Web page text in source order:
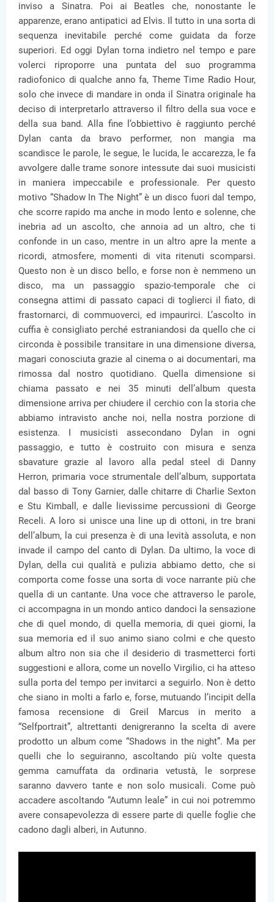
inviso a Sinatra. Poi ai Beatles che, nonostante le
apparenze, erano antipatici ad Elvis. Il tutto in una sorta di
sequenza inevitabile perché come guidata da forze
superiori. Ed oggi Dylan torna indietro nel tempo e pare
volerci riproporre una puntata del suo programma
radiofonico di qualche anno fa, Theme Time Radio Hour,
solo che invece di mandare in onda il Sinatra originale ha
deciso di interpretarlo attraverso il filtro della sua voce e
della sua band. Alla fine l’obbiettivo è raggiunto perché
Dylan canta da bravo performer, non mangia ma
scandisce le parole, le segue, le lucida, le accarezza, le fa
avvolgere dalle trame sonore intessute dai suoi musicisti
in maniera impeccabile e professionale. Per questo
motivo “Shadow In The Night” è un disco fuori dal tempo,
che scorre rapido ma anche in modo lento e solenne, che
inebria ad un ascolto, che annoia ad un altro, che ti
confonde in un caso, mentre in un altro apre la mente a
ricordi, atmosfere, momenti di vita ritenuti scomparsi.
Questo non è un disco bello, e forse non è nemmeno un
disco, ma un passaggio spazio-temporale che ci
consegna attimi di passato capaci di toglierci il fiato, di
frastornarci, di commuoverci, ed impaurirci. L’ascolto in
cuffia è consigliato perché estraniandosi da quello che ci
circonda è possibile transitare in una dimensione diversa,
magari conosciuta grazie al cinema o ai documentari, ma
rimossa dal nostro quotidiano. Quella dimensione si
chiama passato e nei 35 minuti dell’album questa
dimensione arriva per chiudere il cerchio con la storia che
abbiamo intravisto anche noi, nella nostra porzione di
esistenza. I musicisti assecondano Dylan in ogni
passaggio, e tutto è costruito con misura e senza
sbavature grazie al lavoro alla pedal steel di Danny
Herron, primaria voce strumentale dell’album, supportata
dal basso di Tony Garnier, dalle chitarre di Charlie Sexton
e Stu Kimball, e dalle lievissime percussioni di George
Receli. A loro si unisce una line up di ottoni, in tre brani
dell’album, la cui presenza è di una levità assoluta, e non
invade il campo del canto di Dylan. Da ultimo, la voce di
Dylan, della cui qualità e pulizia abbiamo detto, che si
comporta come fosse una sorta di voce narrante più che
quella di un cantante. Una voce che attraverso le parole,
ci accompagna in un mondo antico dandoci la sensazione
che di quel mondo, di quella memoria, di quei giorni, la
sua memoria ed il suo animo siano colmi e che questo
album altro non sia che il desiderio di trasmetterci forti
suggestioni e allora, come un novello Virgilio, ci ha atteso
sulla porta del tempo per invitarci a seguirlo. Non è detto
che siano in molti a farlo e, forse, mutuando l’incipit della
famosa recensione di Greil Marcus in merito a
“Selfportrait”, altrettanti denigreranno la scelta di avere
prodotto un album come “Shadows in the night”. Ma per
quelli che lo seguiranno, ascoltando più volte questa
gemma camuffata da ordinaria vetustà, le sorprese
saranno davvero tante e non solo musicali. Come può
accadere ascoltando “Autumn leale” in cui noi potremmo
avere consapevolezza di essere parte di quelle foglie che
cadono dagli alberi, in Autunno.